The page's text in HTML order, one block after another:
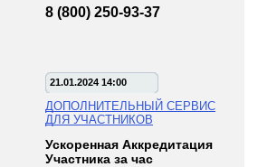
8 (800) 250-93-37
21.01.2024 14:00
ДОПОЛНИТЕЛЬНЫЙ СЕРВИС
ДЛЯ УЧАСТНИКОВ
Ускоренная Аккредитация
Участника за час